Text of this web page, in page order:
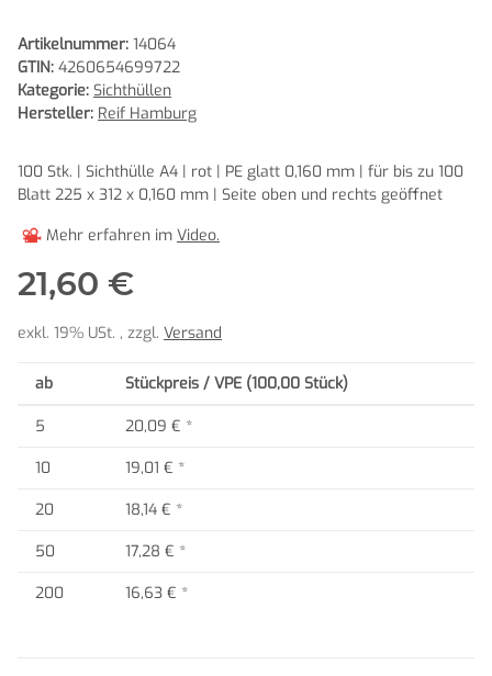
Artikelnummer: 14064
GTIN: 4260654699722
Kategorie: Sichthüllen
Hersteller: Reif Hamburg
100 Stk. | Sichthülle A4 | rot | PE glatt 0,160 mm | für bis zu 100
Blatt 225 x 312 x 0,160 mm | Seite oben und rechts geöffnet
Mehr erfahren im Video.
21,60 €
exkl. 19% USt. , zzgl. Versand
ab Stückpreis / VPE (100,00 Stück)
5 20,09 € *
10
19,01 € *
20
18,14 € *
50
17,28 € *
200
16,63 € *